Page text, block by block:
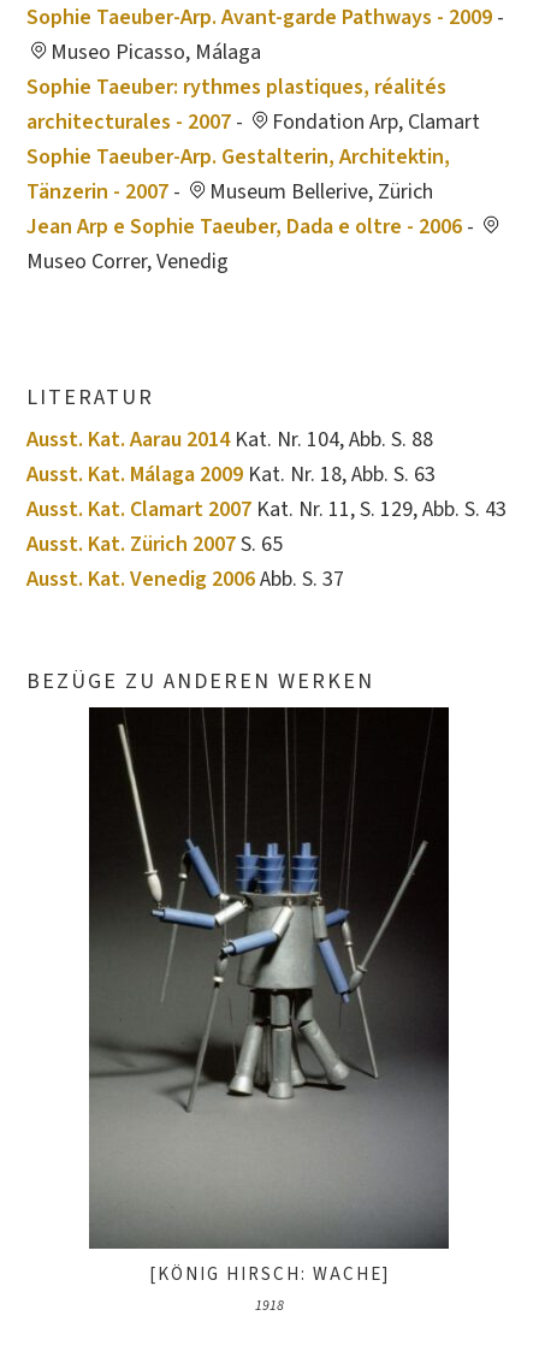
Sophie Taeuber-Arp. Avant-garde Pathways - 2009 -
Museo Picasso, Málaga
Sophie Taeuber: rythmes plastiques, réalités
architecturales - 2007 -
Fondation Arp, Clamart
Sophie Taeuber-Arp. Gestalterin, Architektin,
Tänzerin - 2007 -
Museum Bellerive, Zürich
Jean Arp e Sophie Taeuber, Dada e oltre - 2006 -
Museo Correr, Venedig
LITERATUR
Ausst. Kat. Aarau 2014Kat. Nr. 104, Abb. S. 88
Ausst. Kat. Málaga 2009 Kat. Nr. 18, Abb. S. 63
Ausst. Kat. Clamart 2007 Kat. Nr. 11, S. 129, Abb. S. 43
Ausst. Kat. Zürich 2007S. 65
Ausst. Kat. Venedig 2006Abb. S. 37
BEZÜGE ZU ANDEREN WERKEN
[KÖNIG HIRSCH: WACHE]
1918